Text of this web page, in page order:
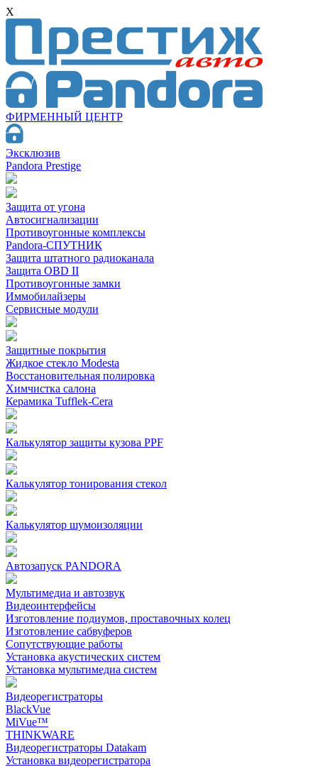
X
ФИРМЕННЫЙ ЦЕНТР
Эксклюзив
Pandora Prestige
Защита от угона
Автосигнализации
Противоугонные комплексы
Pandora-СПУТНИК
Защита штатного радиоканала
Защита OBD II
Противоугонные замки
Иммобилайзеры
Сервисные модули
Защитные покрытия
Жидкое стекло Modesta
Восстановительная полировка
Химчистка салона
Керамика Tufflek-Cera
Калькулятор защиты кузова PPF
Калькулятор тонирования стекол
Калькулятор шумоизоляции
Автозапуск PANDORA
Мультимедиа и автозвук
Видеоинтерфейсы
Изготовление подиумов, проставочных колец
Изготовление сабвуферов
Сопутствующие работы
Установка акустических систем
Установка мультимедиа систем
Видеорегистраторы
BlackVue
MiVue™
THINKWARE
Видеорегистраторы Datakam
Установка видеорегистратора